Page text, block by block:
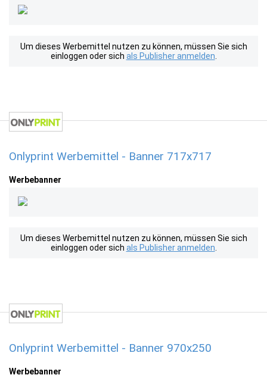
Um dieses Werbemittel nutzen zu können, müssen Sie sich
einloggen oder sich als Publisher anmelden
Onlyprint Werbemittel - Banner 717x717
Werbebanner
Um dieses Werbemittel nutzen zu können, müssen Sie sich
einloggen oder sich als Publisher anmelden
Onlyprint Werbemittel - Banner 970x250
Werbebanner